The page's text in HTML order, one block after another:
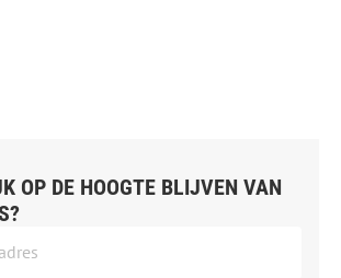
OP DE HOOGTE BLIJVEN VAN